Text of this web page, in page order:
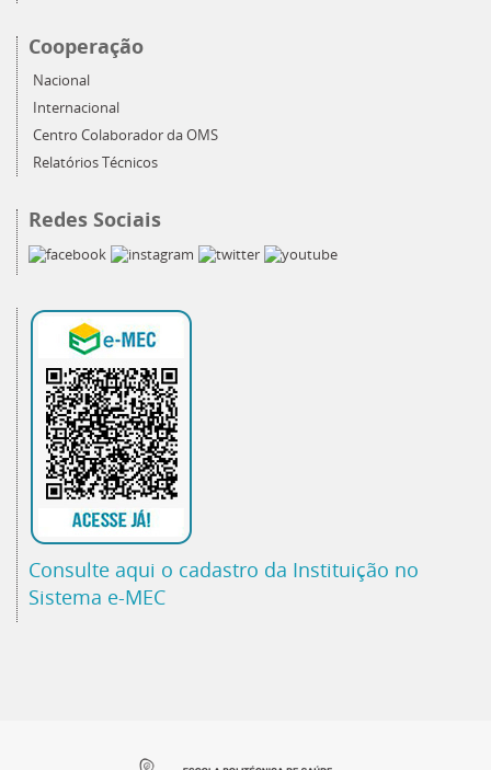
Cooperação
Nacional
Internacional
Centro Colaborador da OMS
Relatórios Técnicos
Redes Sociais
Consulte aqui o cadastro da Instituição no
Sistema e-MEC